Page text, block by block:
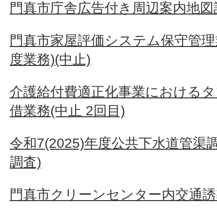
門真市庁舎広告付き周辺案内地
門真市家屋評価システム保守管
度業務)(中止)
介護給付費適正化事業における
借業務(中止 2回目)
令和7(2025)年度公共下水道管渠
調査)
門真市クリーンセンター内交通